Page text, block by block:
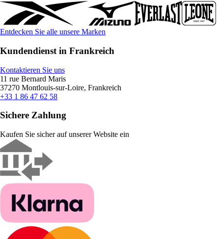
Entdecken Sie alle unsere Marken
Kundendienst in Frankreich
Kontaktieren Sie uns
11 rue Bernard Maris
37270 Montlouis-sur-Loire, Frankreich
+33 1 86 47 62 58
Sichere Zahlung
Kaufen Sie sicher auf unserer Website ein